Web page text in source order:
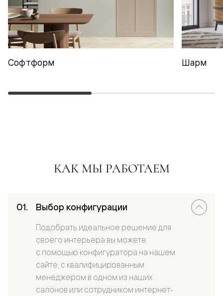
Софтформ Шарм
КАК МЫ РАБОТАЕМ
Выбор конфигурации
Подобрать идеальное решение для
своего интерьера вы можете
с помощью конфигуратора на нашем
сайте, с квалифицированным
менеджером в одном из наших
салонов или сотрудником интернет-